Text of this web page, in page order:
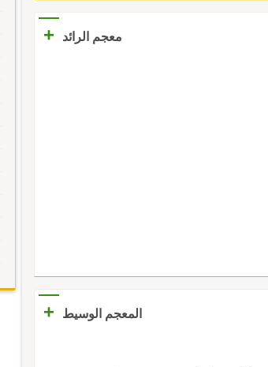
معجم الرائد +
المعجم الوسيط
+